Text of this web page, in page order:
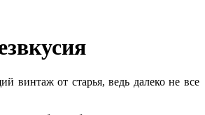
винтаж от старья, ведь далеко не все